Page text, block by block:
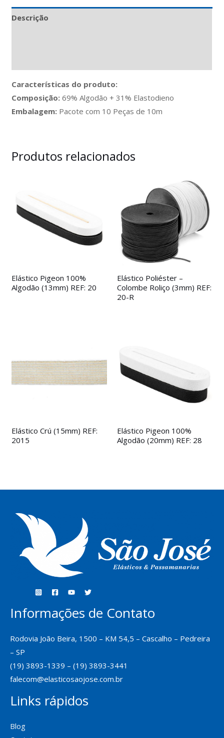
Descrição
Características do produto:
Composição: 69% Algodão + 31% Elastodieno
Embalagem: Pacote com 10 Peças de 10m
Produtos relacionados
Elástico Pigeon 100%
Algodão (13mm) REF: 20
Elástico Poliéster –
Colombe Roliço (3mm) REF:
20-R
Elástico Crú (15mm) REF:
2015
Elástico Pigeon 100%
Algodão (20mm) REF: 28
Informações de Contato
Rodovia João Beira, 1500 – KM 54,5 – Cascalho – Pedreira
– SP
(19) 3893-1339 – (19) 3893-3441
falecom@elasticosaojose.com.br
Links rápidos
Blog